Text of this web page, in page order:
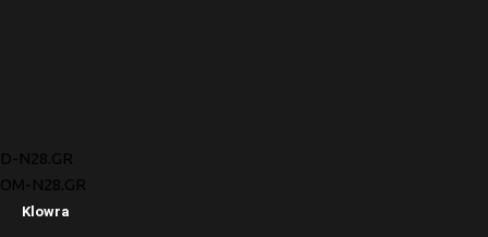
D-N28.GR
OM-N28.GR
Klowra